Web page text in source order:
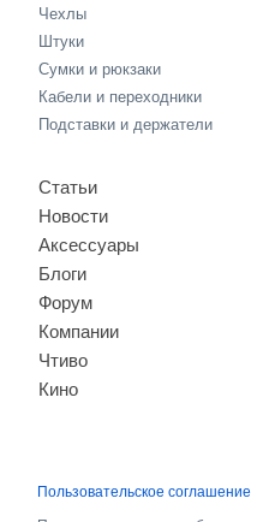
Чехлы
Штуки
Сумки и рюкзаки
Кабели и переходники
Подставки и держатели
Статьи
Новости
Аксессуары
Блоги
Форум
Компании
Чтиво
Кино
Пользовательское соглашение